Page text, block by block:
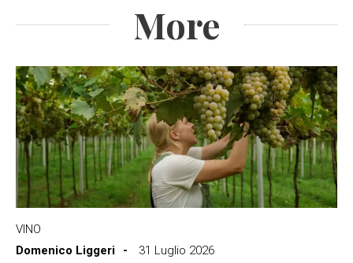
More
VINO
Domenico Liggeri
31 Luglio 2026